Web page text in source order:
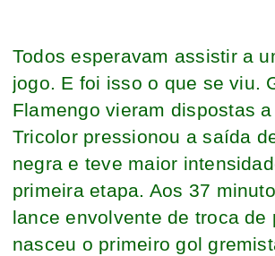
Todos esperavam assistir a
jogo. E foi isso o que se viu.
Flamengo vieram dispostas
Tricolor pressionou a saída
negra e teve maior
primeira etapa. Aos 37
lance envolvente de troca de
nasceu o primeiro gol